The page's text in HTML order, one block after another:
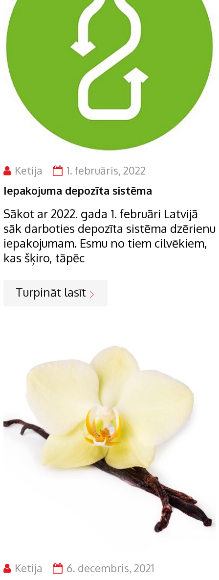
Ketija 1. februāris, 2022
Iepakojuma depozīta sistēma
Sākot ar 2022. gada 1. februāri Latvijā
sāk darboties depozīta sistēma dzērienu
iepakojumam. Esmu no tiem cilvēkiem,
kas šķiro, tāpēc
Turpināt lasīt
Ketija 6. decembris, 2021